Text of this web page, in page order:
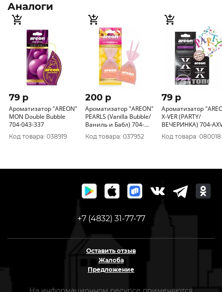
Аналоги
79 p
Ароматизатор "AREON"
MОN Double Bubble
704-043-337
Код товара: 038919
200 p
Ароматизатор "AREON"
PEARLS (Vanilla Bubble/
Ваниль и Бабл) 704-
ABР-08
Код товара: 037952
79 p
Ароматизатор
X-VER (PARTY/
ВЕЧЕРИНКА) 704-
001
Код товара: 080018
+7 (4832) 31-77-77
Оставить отзыв
Жалоба
Предложение